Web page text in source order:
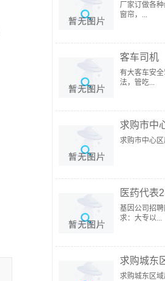
厂家订做各
窗帘，...
客车司机
有大客车安
法，管吃...
求购市中
求购市中心
医药代表
基因公司招
求：大专以...
求购城东
求购城东区